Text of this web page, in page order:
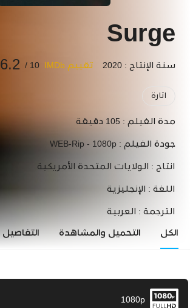
Surge
سنة الإنتاج : 2020 تقييم IMDb 10 /
6.2
اثارة
مدة الفيلم : 105 دقيقة
جودة الفيلم : WEB-Rip - 1080p
انتاج : الولايات المتحدة الأمريكية
اللغة : الإنجليزية
الترجمة : العربية
الكل التحميل والمشاهدة التفاصيل
1080p